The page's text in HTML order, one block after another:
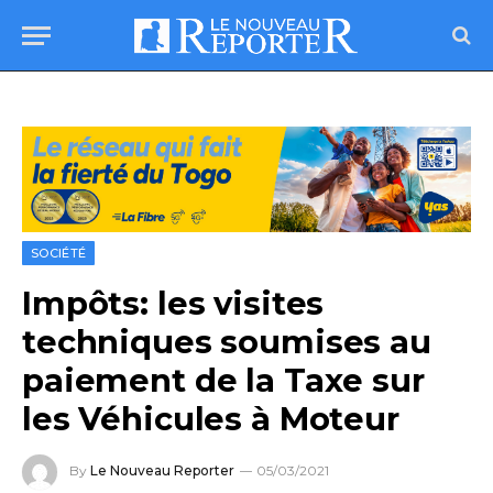
SOCIÉTÉ
Impôts: les visites
techniques soumises au
paiement de la Taxe sur
les Véhicules à Moteur
By Le Nouveau Reporter 05/03/2021